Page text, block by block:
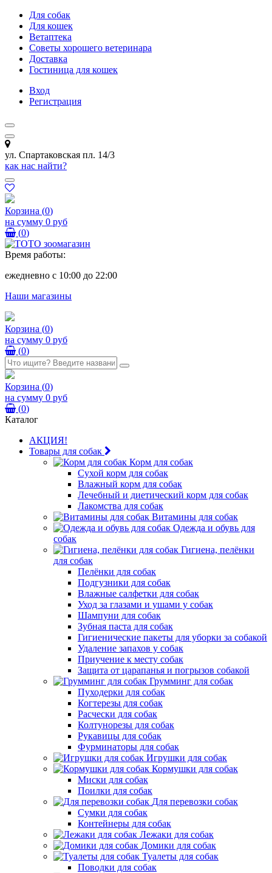
Для собак
Для кошек
Ветаптека
Советы хорошего ветеринара
Доставка
Гостиница для кошек
Вход
Регистрация
ул. Спартаковская пл. 14/3
как нас найти?
Корзина (0)
на сумму 0 руб
(0)
Время работы:
ежедневно с 10:00 до 22:00
Наши магазины
Корзина (0)
на сумму 0 руб
(0)
Корзина (0)
на сумму 0 руб
(0)
Каталог
АКЦИЯ!
Товары для собак
Корм для собак
Сухой корм для собак
Влажный корм для собак
Лечебный и диетический корм для собак
Лакомства для собак
Витамины для собак
Одежда и обувь для
собак
Гигиена, пелёнки
для собак
Пелёнки для собак
Подгузники для собак
Влажные салфетки для собак
Уход за глазами и ушами у собак
Шампуни для собак
Зубная паста для собак
Гигиенические пакеты для уборки за собакой
Удаление запахов у собак
Приучение к месту собак
Защита от царапанья и погрызов собакой
Грумминг для собак
Пуходерки для собак
Когтерезы для собак
Расчески для собак
Колтунорезы для собак
Рукавицы для собак
Фурминаторы для собак
Игрушки для собак
Кормушки для собак
Миски для собак
Поилки для собак
Для перевозки собак
Сумки для собак
Контейнеры для собак
Лежаки для собак
Домики для собак
Туалеты для собак
Поводки для собак